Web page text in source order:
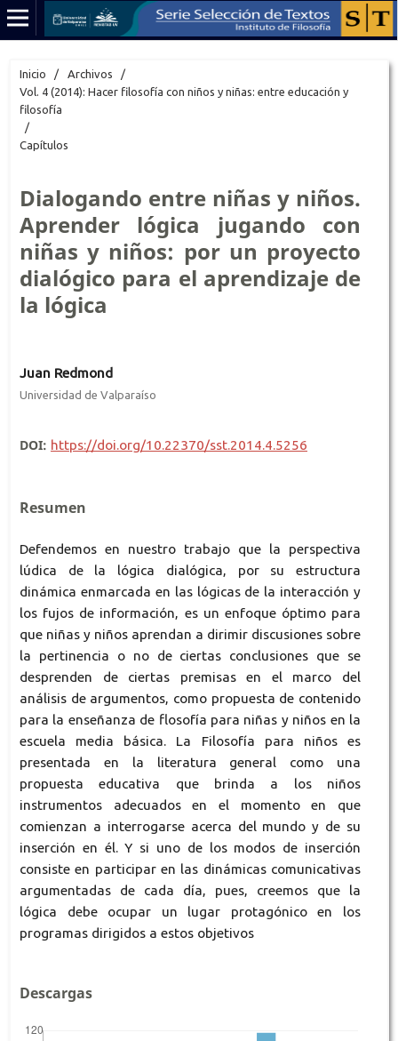
Inicio / Archivos
/
Vol. 4 (2014): Hacer filosofía con niños y niñas: entre educación y
filosofía
/
Capítulos
Dialogando entre niñas y niños.
Aprender lógica jugando con
niñas y niños: por un proyecto
dialógico para el aprendizaje de
la lógica
Juan Redmond
Universidad de Valparaíso
DOI: https://doi.org/10.22370/sst.2014.4.5256
Resumen
Defendemos en nuestro trabajo que la perspectiva
lúdica de la lógica dialógica, por su estructura
dinámica enmarcada en las lógicas de la interacción y
los fujos de información, es un enfoque óptimo para
que niñas y niños aprendan a dirimir discusiones sobre
la pertinencia o no de ciertas conclusiones que se
desprenden de ciertas premisas en el marco del
análisis de argumentos, como propuesta de contenido
para la enseñanza de flosofía para niñas y niños en la
escuela media básica. La Filosofía para niños es
presentada en la literatura general como una
propuesta educativa que brinda a los niños
instrumentos adecuados en el momento en que
comienzan a interrogarse acerca del mundo y de su
inserción en él. Y si uno de los modos de inserción
consiste en participar en las dinámicas comunicativas
argumentadas de cada día, pues, creemos que la
lógica debe ocupar un lugar protagónico en los
programas dirigidos a estos objetivos
Descargas